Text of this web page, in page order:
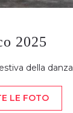
2025
della danza
LE FOTO